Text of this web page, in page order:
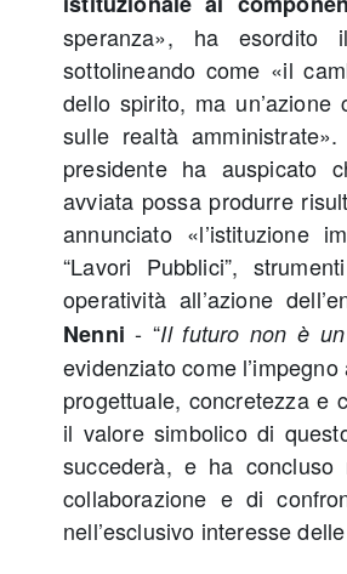
speranza», ha esordito
sottolineando come «il
dello spirito, ma
sulle realtà
presidente ha auspicato
avviata possa produrre
annunciato «l’istituzione
“Lavori Pubblici”,
operatività all’azione
Nenni - “Il futuro non è
evidenziato come
progettuale, concretezza e
il valore simbolico di
succederà, e ha concluso
collaborazione e di
nell’esclusivo interesse